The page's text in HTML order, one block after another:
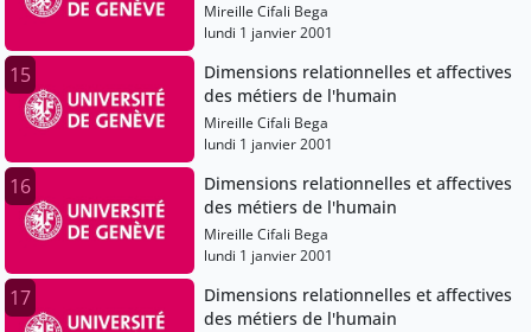
Mireille Cifali Bega
lundi 1 janvier 2001
15
Dimensions relationnelles et affectives
des métiers de l'humain
Mireille Cifali Bega
lundi 1 janvier 2001
16
Dimensions relationnelles et affectives
des métiers de l'humain
Mireille Cifali Bega
lundi 1 janvier 2001
17
Dimensions relationnelles et affectives
des métiers de l'humain